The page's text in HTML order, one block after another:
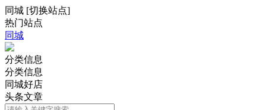
同城 [切换站点]
热门站点
同城
分类信息
分类信息
同城好店
头条文章